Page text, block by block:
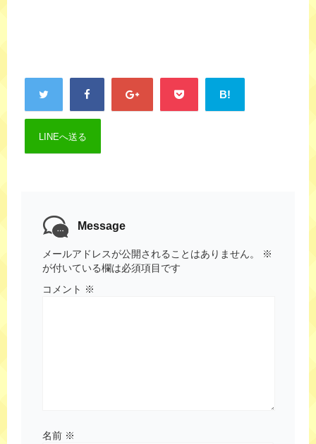
B!
LINEへ送る
Message
メールアドレスが公開されることはありません。
※
が付いている欄は必須項目です
コメント ※
名前 ※